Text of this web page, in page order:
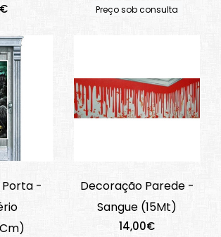
Preço sob consulta
-
Decoração Parede -
Sangue (15Mt)
14,00€